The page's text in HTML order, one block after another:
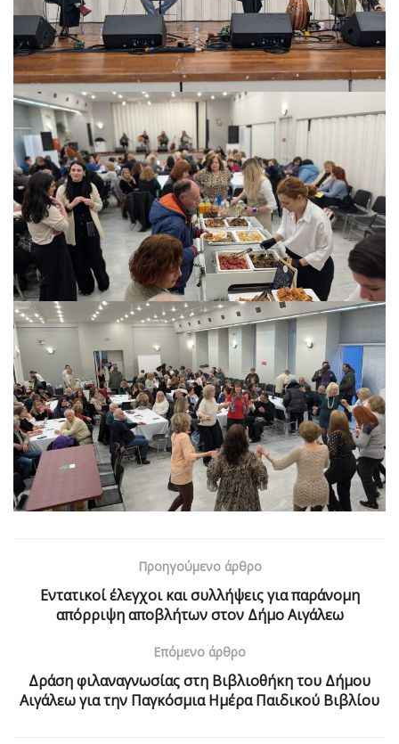
Προηγούμενο άρθρο
Εντατικοί έλεγχοι και συλλήψεις για παράνομη
απόρριψη αποβλήτων στον Δήμο Αιγάλεω
Επόμενο άρθρο
Δράση φιλαναγνωσίας στη Βιβλιοθήκη του Δήμου
Αιγάλεω για την Παγκόσμια Ημέρα Παιδικού Βιβλίου